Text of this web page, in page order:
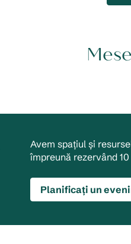
Avem spațiul și
împreună rezervând
Planificați un